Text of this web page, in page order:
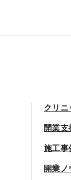
クリニ
開業支
施工事
開業ノ